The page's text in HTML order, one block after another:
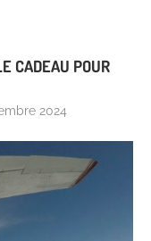
CADEAU POUR
2024